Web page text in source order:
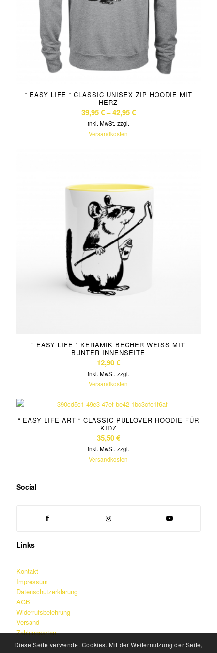
“ EASY LIFE “ CLASSIC UNISEX ZIP HOODIE MIT
HERZ
39,95€–42,95€
inkl. MwSt. zzgl.
Versandkosten
“ EASY LIFE “ KERAMIK BECHER WEISS MIT B
UNTER INNENSEITE
12,90€
inkl. MwSt. zzgl.
Versandkosten
“ EASY LIFE ART “ CLASSIC PULLOVER HOODIE FÜR
KIDZ
35,50€
inkl. MwSt. zzgl.
Versandkosten
Social
Links
Kontakt
Impressum
Datenschutzerklärung
AGB
Widerrufsbelehrung
Versand
Zahlungsarten
Diese Seite verwendet Cookies. Mit der Weiternutzung der Seite,